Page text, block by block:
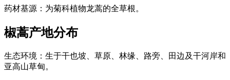
药材基源：为菊科植物龙蒿的全草根。
椒蒿产地分布
生态环境：生于干也坡、草原、林缘、路旁、田边及干河岸和
亚高山草甸。